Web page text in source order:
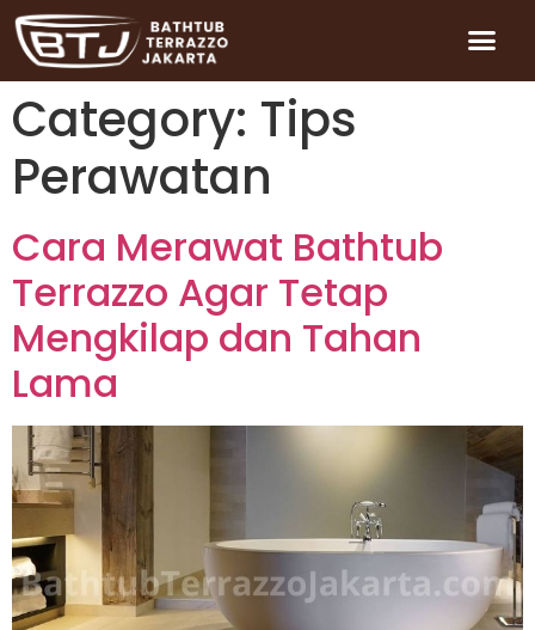
Category: Tips
Perawatan
Cara Merawat Bathtub
Terrazzo Agar Tetap
Mengkilap dan Tahan
Lama